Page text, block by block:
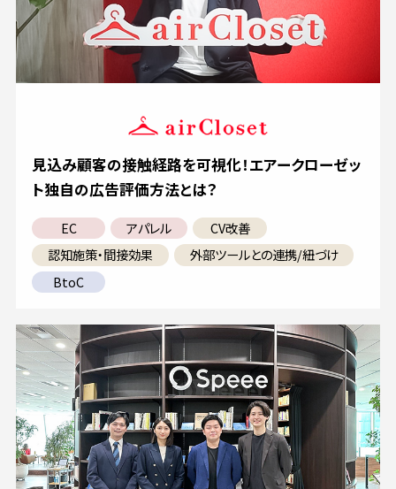
見込み顧客の接触経路を可視化！エアークローゼッ
ト独自の広告評価方法とは？
EC アパレル
CV改善
認知施策・間接効果
外部ツールとの連携/紐づけ
BtoC